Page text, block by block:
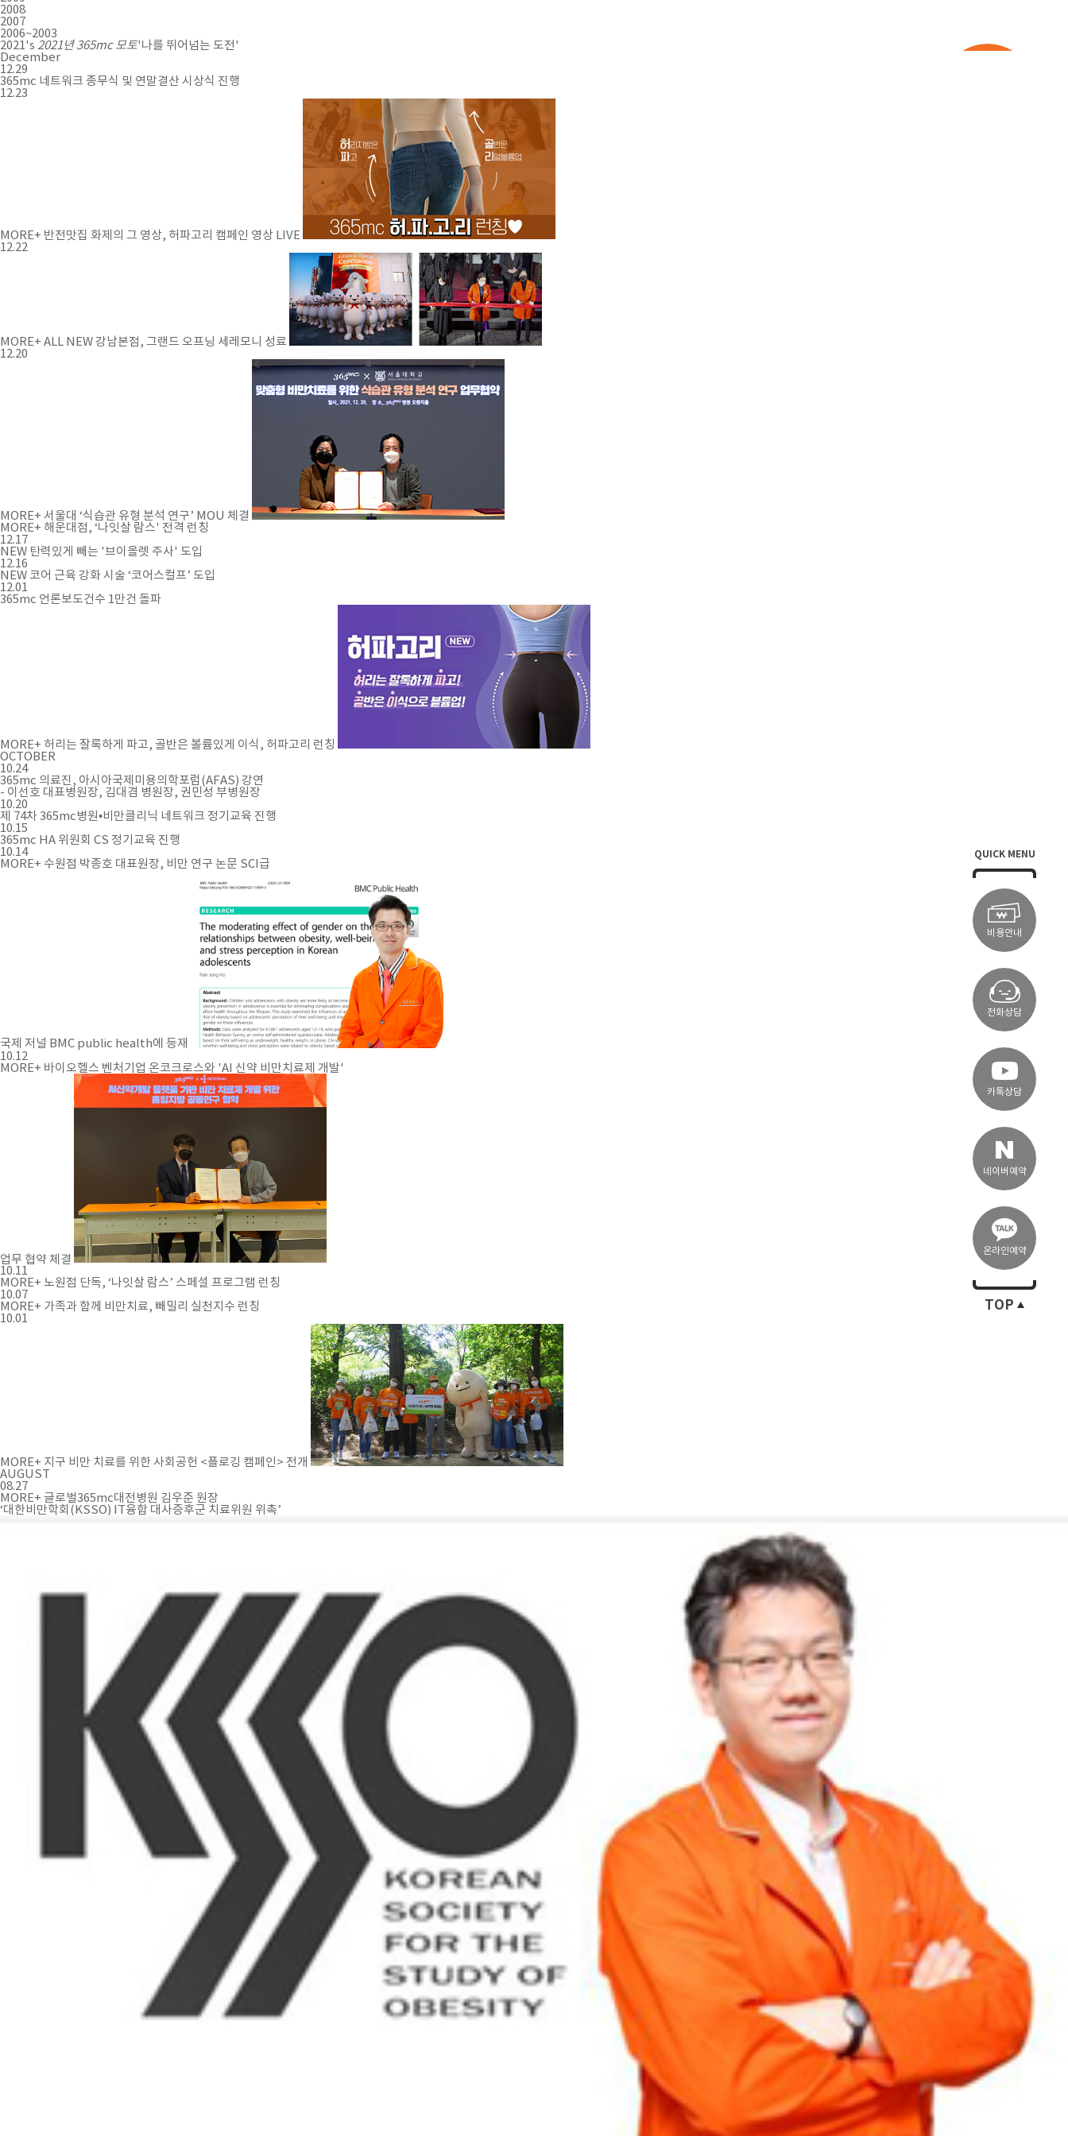
2008
2007
2006~2003
2021's 2021년 365mc 모토'나를 뛰어넘는 도전'
December
12.29
365mc 네트워크 종무식 및 연말결산 시상식 진행
12.23
MORE+ 반전맛집 화제의 그 영상, 허파고리 캠페인 영상 LIVE
12.22
MORE+ ALL NEW 강남본점, 그랜드 오프닝 세레모니 성료
12.20
MORE+ 서울대 ‘식습관 유형 분석 연구’ MOU 체결
MORE+ 해운대점, ‘나잇살 람스' 전격 런칭
12.17
NEW 탄력있게 빼는 '브이올렛 주사' 도입
12.16
NEW 코어 근육 강화 시술 ‘코어스컬프’ 도입
12.01
365mc 언론보도건수 1만건 돌파
MORE+ 허리는 잘록하게 파고, 골반은 볼륨있게 이식, 허파고리 런칭
OCTOBER
10.24
365mc 의료진, 아시아국제미용의학포럼(AFAS) 강연
- 이선호 대표병원장, 김대겸 병원장, 권민성 부병원장
10.20
제 74차 365mc병원•비만클리닉 네트워크 정기교육 진행
10.15
365mc HA 위원회 CS 정기교육 진행
10.14
MORE+ 수원점 박종호 대표원장, 비만 연구 논문 SCI급
국제 저널 BMC public health에 등재
10.12
MORE+ 바이오헬스 벤처기업 온코크로스와 'AI 신약 비만치료제 개발'
업무 협약 체결
10.11
MORE+ 노원점 단독, ‘나잇살 람스’ 스페셜 프로그램 런칭
10.07
MORE+ 가족과 함께 비만치료, 빼밀리 실천지수 런칭
10.01
MORE+ 지구 비만 치료를 위한 사회공헌 <플로깅 캠페인> 전개
AUGUST
08.27
MORE+ 글로벌365mc대전병원 김우준 원장
‘대한비만학회(KSSO) IT융합 대사증후군 치료위원 위촉’
QUICK MENU
비용안내
전화상담
카톡상담
네이버예약
온라인예약
TOP